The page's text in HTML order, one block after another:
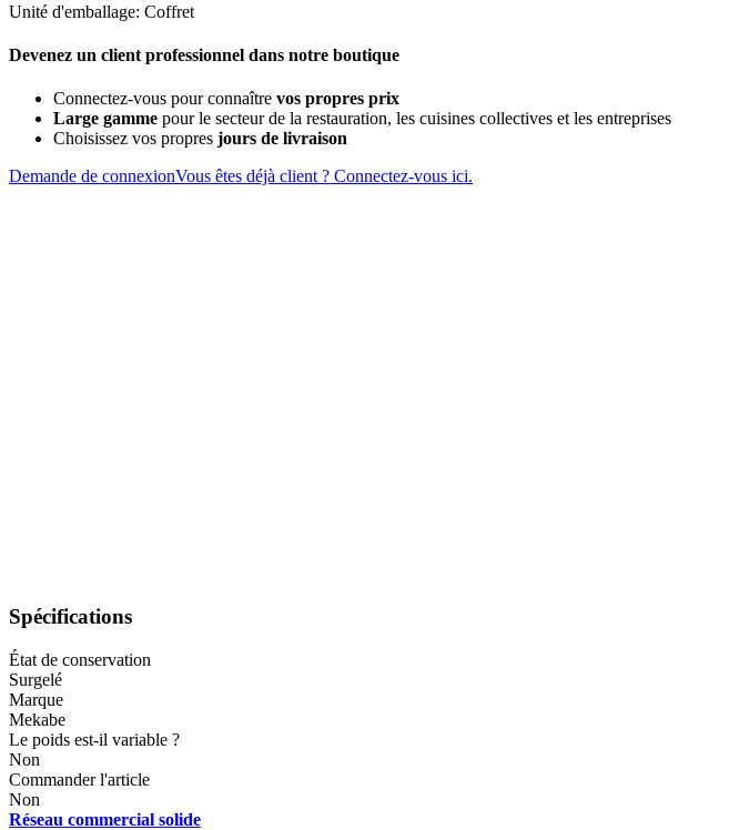
Unité d'emballage: Coffret
Devenez un client professionnel dans notre boutique
Connectez-vous pour connaître vos propres prix
Large gamme pour le secteur de la restauration, les cuisines collectives et les entreprises
Choisissez vos propres jours de livraison
Demande de connexionVous êtes déjà client ? Connectez-vous ici.
Spécifications
État de conservation
Surgelé
Marque
Mekabe
Le poids est-il variable ?
Non
Commander l'article
Non
Réseau commercial solide